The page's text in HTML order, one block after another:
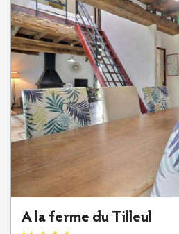
A la ferme du Tilleul